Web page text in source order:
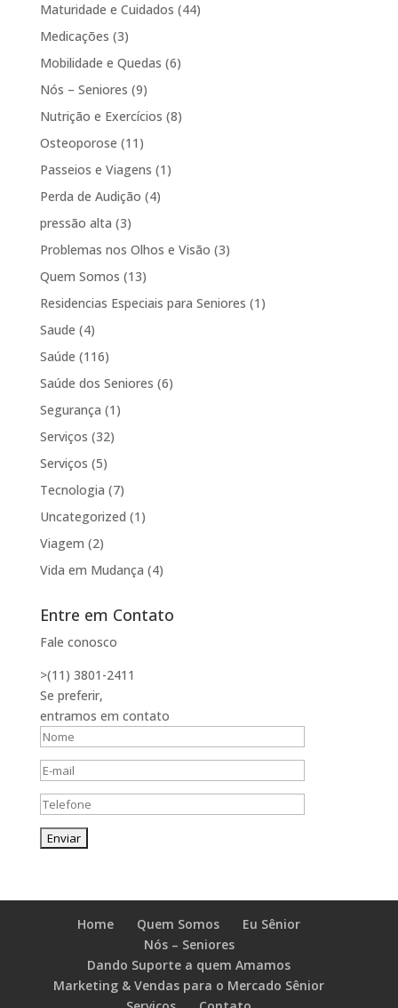
Maturidade e Cuidados (44)
Medicações (3)
Mobilidade e Quedas (6)
Nós – Seniores (9)
Nutrição e Exercícios (8)
Osteoporose (11)
Passeios e Viagens (1)
Perda de Audição (4)
pressão alta (3)
Problemas nos Olhos e Visão (3)
Quem Somos (13)
Residencias Especiais para Seniores (1)
Saude (4)
Saúde (116)
Saúde dos Seniores (6)
Segurança (1)
Serviços (32)
Serviços (5)
Tecnologia (7)
Uncategorized (1)
Viagem (2)
Vida em Mudança (4)
Entre em Contato
Fale conosco
>(11) 3801-2411
Se preferir,
entramos em contato
Home Quem Somos
Eu Sênior
Nós – Seniores
Dando Suporte a quem Amamos
Marketing & Vendas para o Mercado Sênior